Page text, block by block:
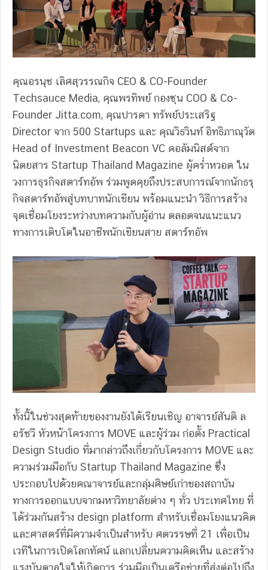
คุณอรนุช เลิศสุวรรณกิจ CEO & CO-Founder
Techsauce Media, คุณพรทิพย์ กองซุน COO & Co-
Founder Jitta.com, คุณปารดา ทรัพย์ประเสริฐ
Director จาก 500 Startups และ คุณวิธวินท์ อิทธิภาณุวัต
Head of Investment Beacon VC คอลัมนิสต์จาก
นิตยสาร Startup Thailand Magazine ผู้คร่ำหวอด ใน
วงการธุรกิจสตาร์ทอัพ ร่วมพูดคุยถึงประสบการณ์จากนักธรุ
กิจสตาร์ทอัพสู่บทบาทนักเขียน พร้อมแนะนํา วิธีการสร้าง
จุดเชื่อมโยงระหว่างบทความกับผู้อ่าน ตลอดจนแนะแนว
ทางการเติบโตในอาชีพนักเขียนสาย สตาร์ทอัพ
ทั้งนี้ในช่วงสุดท้ายของงานยังได้เรียนเชิญ อาจารย์สันติ ล
อรัชวี หัวหน้าโครงการ MOVE และผู้ร่วม ก่อตั้ง Practical
Design Studio ที่มากล่าวถึงเกี่ยวกับโครงการ MOVE และ
ความร่วมมือกับ Startup Thailand Magazine ซึ่ง
ประกอบไปด้วยคณาจารย์และกลุ่มศิษย์เก่าของสถาบัน
ทางการออกแบบจากมหาวิทยาลัยต่าง ๆ ทั่ว ประเทศไทย ที่
ได้ร่วมกันสร้าง design platform สําหรับเชื่อมโยงแนวคิด
และศาสตร์ที่มีความจําเป็นสําหรับ ศตวรรษที่ 21 เพื่อเป็น
เวทีในการเปิดโลกทัศน์ แลกเปลี่ยนความคิดเห็น และสร้าง
แรงบันดาลใจให้เกิดการ ร่วมมือเป็นเครือข่ายที่ส่งต่อไปถึง